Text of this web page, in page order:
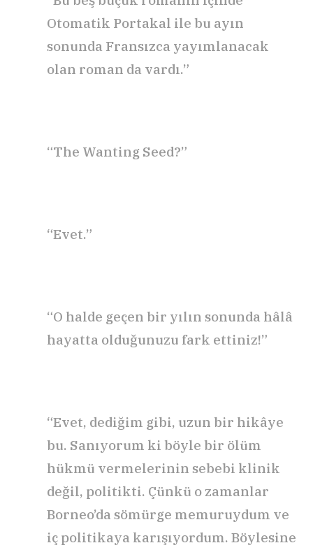
Otomatik Portakal ile bu ayın
sonunda Fransızca yayımlanacak
olan roman da vardı.”
“The Wanting Seed?”
“Evet.”
“O halde geçen bir yılın sonunda hâlâ
hayatta olduğunuzu fark ettiniz!”
“Evet, dediğim gibi, uzun bir hikâye
bu. Sanıyorum ki böyle bir ölüm
hükmü vermelerinin sebebi klinik
değil, politikti. Çünkü o zamanlar
Borneo’da sömürge memuruydum ve
iç politikaya karışıyordum. Böylesine